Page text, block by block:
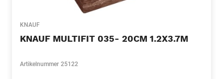
KNAUF
KNAUF MULTIFIT 035- 20CM 1.2X3.7M
Artikelnummer 25122